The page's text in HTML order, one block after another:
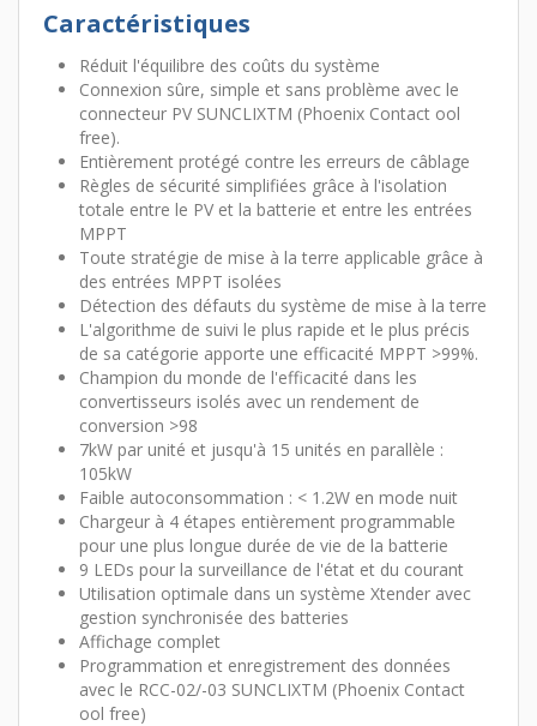
Caractéristiques
Réduit l'équilibre des coûts du système
Connexion sûre, simple et sans problème avec le
connecteur PV SUNCLIXTM (Phoenix Contact ool
free).
Entièrement protégé contre les erreurs de câblage
Règles de sécurité simplifiées grâce à l'isolation
totale entre le PV et la batterie et entre les entrées
MPPT
Toute stratégie de mise à la terre applicable grâce à
des entrées MPPT isolées
Détection des défauts du système de mise à la terre
L'algorithme de suivi le plus rapide et le plus précis
de sa catégorie apporte une efficacité MPPT >99%.
Champion du monde de l'efficacité dans les
convertisseurs isolés avec un rendement de
conversion >98
7kW par unité et jusqu'à 15 unités en parallèle :
105kW
Faible autoconsommation : < 1.2W en mode nuit
Chargeur à 4 étapes entièrement programmable
pour une plus longue durée de vie de la batterie
9 LEDs pour la surveillance de l'état et du courant
Utilisation optimale dans un système Xtender avec
gestion synchronisée des batteries
Affichage complet
Programmation et enregistrement des données
avec le RCC-02/-03 SUNCLIXTM (Phoenix Contact
ool free)